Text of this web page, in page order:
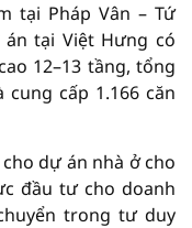
tại Pháp Vân – Tứ
tại Việt Hưng có
12–13 tầng, tổng
cấp 1.166 căn
dự án nhà ở cho
đầu tư cho doanh
trong tư duy